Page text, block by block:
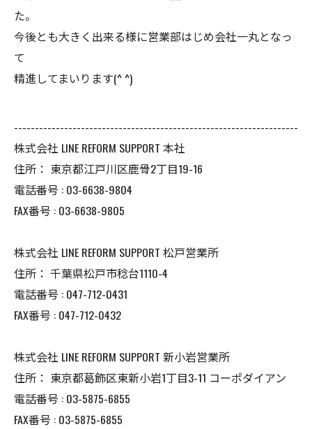
た。
今後とも大きく出来る様に営業部はじめ会社一丸となっ
て
精進してまいります(^ ^)
--------------------------------------------------------------------
株式会社 LINE REFORM SUPPORT 本社
住所： 東京都江戸川区鹿骨2丁目19-16
電話番号 : 03-6638-9804
FAX番号 : 03-6638-9805
株式会社 LINE REFORM SUPPORT 松戸営業所
住所： 千葉県松戸市稔台1110-4
電話番号 : 047-712-0431
FAX番号 : 047-712-0432
株式会社 LINE REFORM SUPPORT 新小岩営業所
住所： 東京都葛飾区東新小岩1丁目3-11 コーポダイアン
電話番号 : 03-5875-6855
FAX番号 : 03-5875-6855